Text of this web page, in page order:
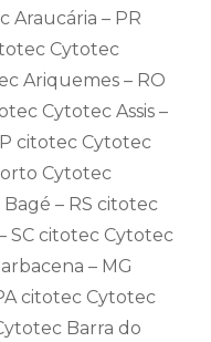
Araucária – PR
Cytotec
Ariquemes – RO
Cytotec Assis –
citotec Cytotec
Cytotec
– RS citotec
SC citotec Cytotec
– MG
citotec Cytotec
Barra do